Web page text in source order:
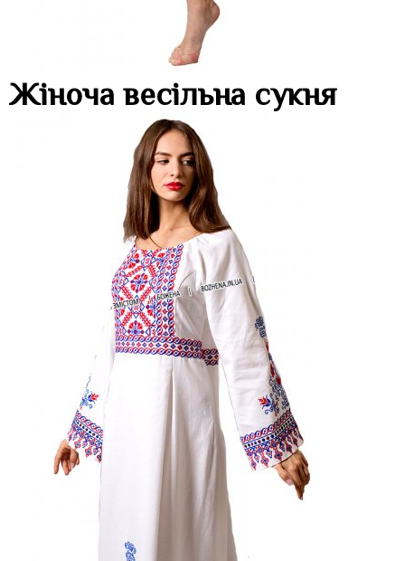
Жіноча весільна сукня